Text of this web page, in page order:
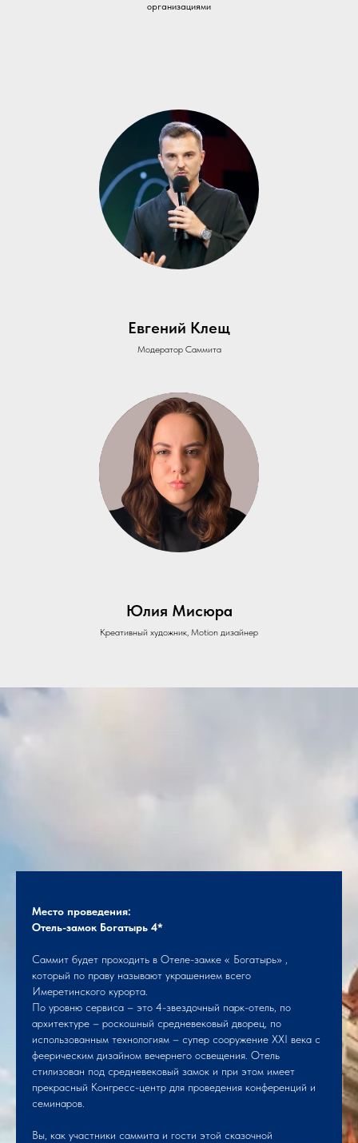
организациями
Евгений Клещ
Модератор Саммита
Юлия Мисюра
Креативный художник, Motion дизайнер
Место проведения:
Отель-замок Богатырь 4*
Саммит будет проходить в Отеле-замке « Богатырь» ,
который по праву называют украшением всего
Имеретинского курорта.
По уровню сервиса – это 4-звездочный парк-отель, по
архитектуре – роскошный средневековый дворец, по
использованным технологиям – супер сооружение ХХI века с
феерическим дизайном вечернего освещения. Отель
стилизован под средневековый замок и при этом имеет
прекрасный Конгресс-центр для проведения конференций и
семинаров.
Вы, как участники саммита и гости этой сказочной